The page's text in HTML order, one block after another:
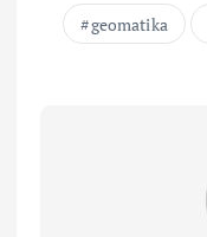
geomatika